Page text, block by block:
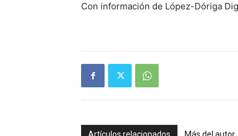
Con información de López-Dóriga